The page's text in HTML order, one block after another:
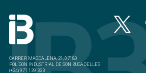
CARRER MAGDALENA, 21, 07180
POLÍGON INDUSTRIAL DE SON BUGADELLES
(+34) 971 139 333